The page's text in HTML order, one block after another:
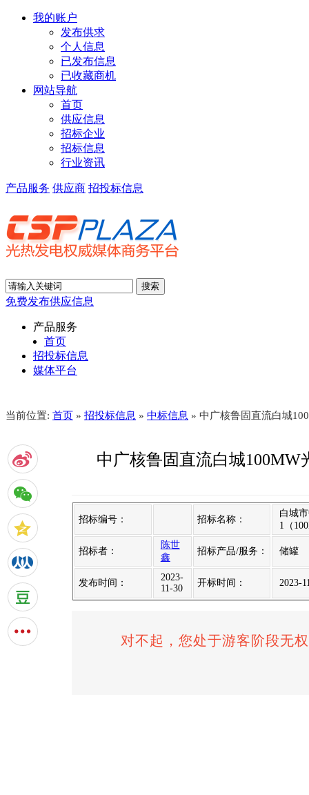
我的账户
发布供求
个人信息
已发布信息
已收藏商机
网站导航
首页
供应信息
招标企业
招标信息
行业资讯
产品服务 供应商 招投标信息
免费发布供应信息
产品服务
首页
招投标信息
媒体平台
当前位置: 首页 » 招投标信息 » 中标信息 » 中广核鲁固直流白城
中广核鲁固直流白城
招标编号： 招标名称：
白城
1（
招标者：
陈世
鑫
招标产品/服务： 储罐
发布时间：
2023-
11-30
开标时间： 2023-
对不起，您处于游客阶段无